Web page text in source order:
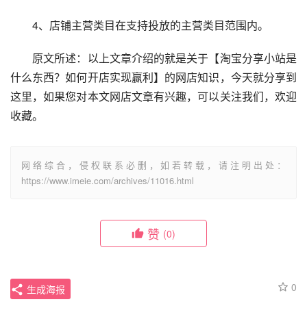
4、店铺主营类目在支持投放的主营类目范围内。
原文所述：以上文章介绍的就是关于【淘宝分享小站是
什么东西？如何开店实现赢利】的网店知识，今天就分享到
这里，如果您对本文网店文章有兴趣，可以关注我们，欢迎
收藏。
网络综合，侵权联系必删，如若转载，请注明出处：
https://www.imeie.com/archives/11016.html
赞 (0)
0
生成海报